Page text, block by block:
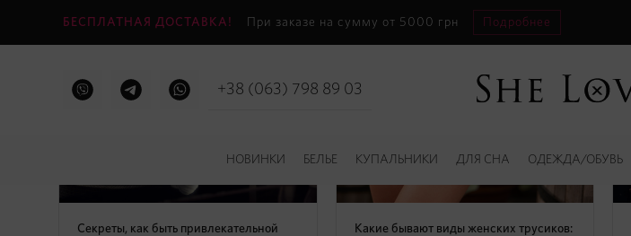
+38 (063) 798 89 03
БЕСПЛАТНАЯ ДОСТАВКА! При заказе на сумму от 5000 грн Подробнее
НОВИНКИ БЕЛЬЕ КУПАЛЬНИКИ ДЛЯ СНА ОДЕЖДА/ОБУВЬ
Секреты, как быть привлекательной
Какие бывают виды женских трусиков: